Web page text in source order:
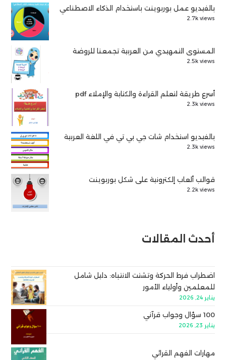
بالفيديو عمل بوربوينت باستخدام الذكاء الاصطناعي
2.7k views
المستوى التمهيدي من العربية تجمعنا للروضة
2.5k views
أسرع طريقة لتعلم القراءة والكتابة والإملاء pdf
2.3k views
بالفيديو استخدام شات جي بي تي في اللغة العربية
2.3k views
قوالب ألعاب إلكترونية على شكل بوربوينت
2.2k views
أحدث المقالات
اضطراب فرط الحركة وتشتت الانتباه: دليل شامل
للمعلمين وأولياء الأمور
يناير 24, 2026
100 سؤال وجواب قرآني
يناير 23, 2026
مهارات الفهم القرائي